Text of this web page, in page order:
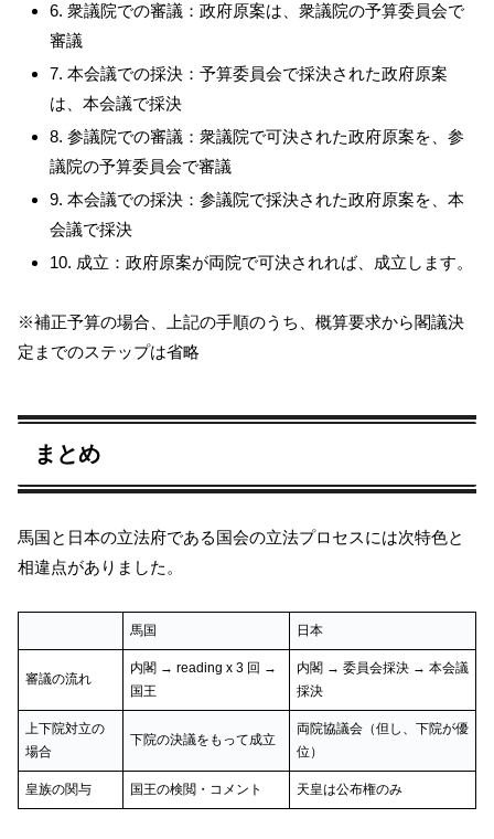
6. 衆議院での審議：政府原案は、衆議院の予算委員会で
審議
7. 本会議での採決：予算委員会で採決された政府原案
は、本会議で採決
8. 参議院での審議：衆議院で可決された政府原案を、参
議院の予算委員会で審議
9. 本会議での採決：参議院で採決された政府原案を、本
会議で採決
10. 成立：政府原案が両院で可決されれば、成立します。
※補正予算の場合、上記の手順のうち、概算要求から閣議決
定までのステップは省略
まとめ
馬国と日本の立法府である国会の立法プロセスには次特色と
相違点がありました。
馬国 日本
審議の流れ
内閣 → reading x 3 回 →
国王
内閣 → 委員会採決 → 本会議
採決
上下院対立の
場合
下院の決議をもって成立
両院協議会（但し、下院が優
位）
皇族の関与 国王の検閲・コメント 天皇は公布権のみ